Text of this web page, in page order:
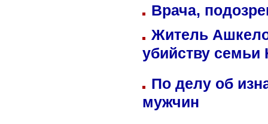
Врача,
Житель
убийству семьи
По делу об
мужчин